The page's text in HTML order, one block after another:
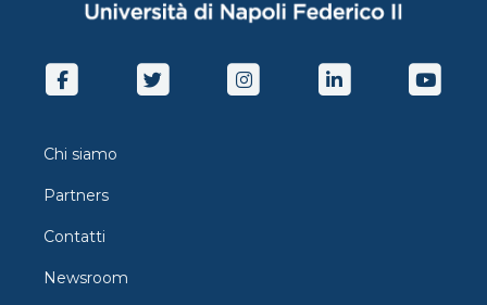
Chi siamo
Partners
Contatti
Newsroom